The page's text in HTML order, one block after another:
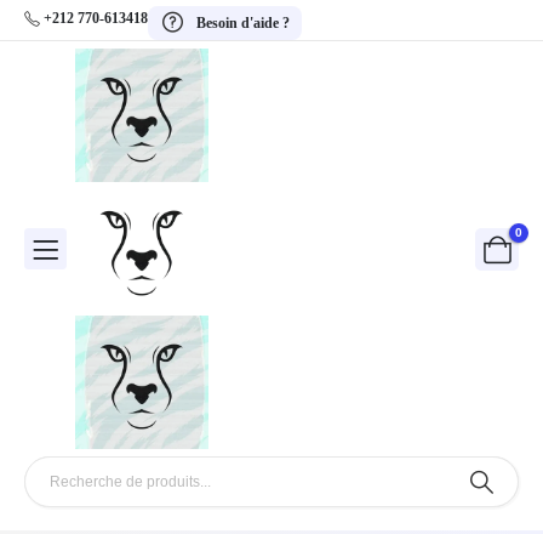
+212 770-613418 Besoin d'aide ?
0